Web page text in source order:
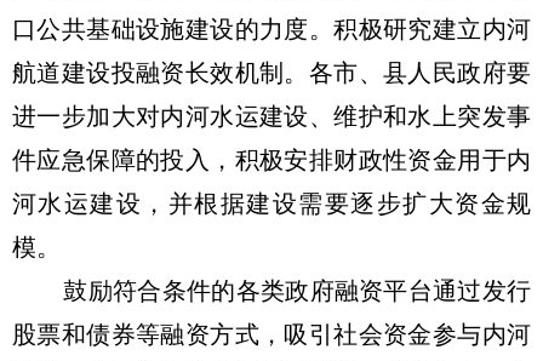
口公共基础设施建设的力度。积极研究建立内河
航道建设投融资长效机制。各市、县人民政府要
进一步加大对内河水运建设、维护和水上突发事
件应急保障的投入，积极安排财政性资金用于内
河水运建设，并根据建设需要逐步扩大资金规
模。
鼓励符合条件的各类政府融资平台通过发行
股票和债券等融资方式，吸引社会资金参与内河